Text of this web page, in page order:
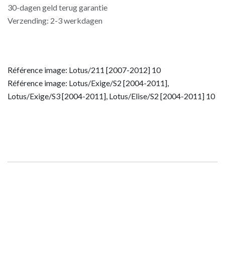
30-dagen geld terug garantie
Verzending: 2-3 werkdagen
Référence image: Lotus/211 [2007-2012] 10
Référence image: Lotus/Exige/S2 [2004-2011],
Lotus/Exige/S3 [2004-2011], Lotus/Elise/S2 [2004-2011] 10